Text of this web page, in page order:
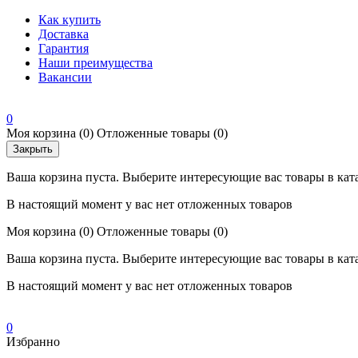
Как купить
Доставка
Гарантия
Наши преимущества
Вакансии
0
Моя корзина (0) Отложенные товары (0)
Закрыть
Ваша корзина пуста. Выберите интересующие вас товары в
В настоящий момент у вас нет отложенных товаров
Моя корзина (0) Отложенные товары (0)
Ваша корзина пуста. Выберите интересующие вас товары в
В настоящий момент у вас нет отложенных товаров
0
Избранно